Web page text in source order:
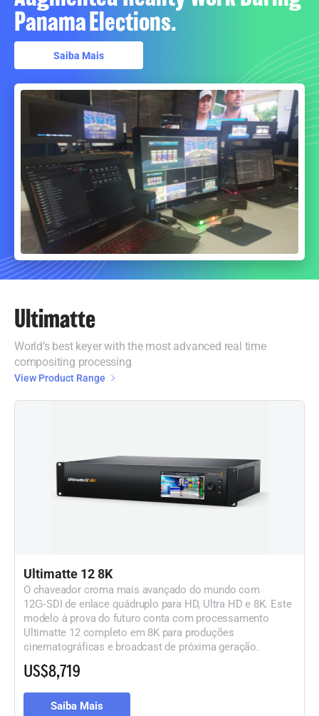
Panama Elections.
Saiba Mais
Ultimatte
World’s best keyer with the most advanced real time
compositing processing
View Product Range
Ultimatte 12 8K
O chaveador croma mais avançado do mundo com
12G‑SDI de enlace quádruplo para HD, Ultra HD e 8K. Este
modelo à prova do futuro conta com processamento
Ultimatte 12 completo em 8K para produções
cinematográficas e broadcast de próxima geração.
US$8,719
Saiba Mais